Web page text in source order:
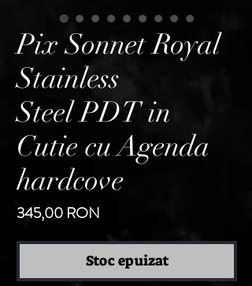
Pix Sonnet Royal
Stainless
Steel PDT in
Cutie cu Agenda
hardcove
345,00 RON
Stoc epuizat